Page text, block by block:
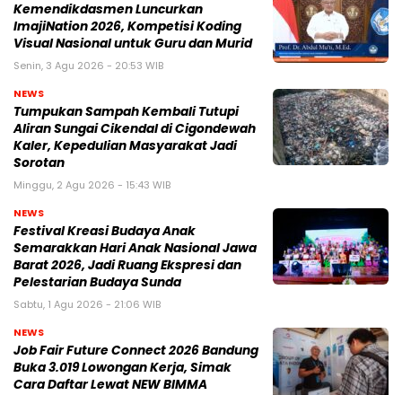
Kemendikdasmen Luncurkan
ImajiNation 2026, Kompetisi Koding
Visual Nasional untuk Guru dan Murid
Senin, 3 Agu 2026 - 20:53 WIB
NEWS
Tumpukan Sampah Kembali Tutupi
Aliran Sungai Cikendal di Cigondewah
Kaler, Kepedulian Masyarakat Jadi
Sorotan
Minggu, 2 Agu 2026 - 15:43 WIB
NEWS
Festival Kreasi Budaya Anak
Semarakkan Hari Anak Nasional Jawa
Barat 2026, Jadi Ruang Ekspresi dan
Pelestarian Budaya Sunda
Sabtu, 1 Agu 2026 - 21:06 WIB
NEWS
Job Fair Future Connect 2026 Bandung
Buka 3.019 Lowongan Kerja, Simak
Cara Daftar Lewat NEW BIMMA